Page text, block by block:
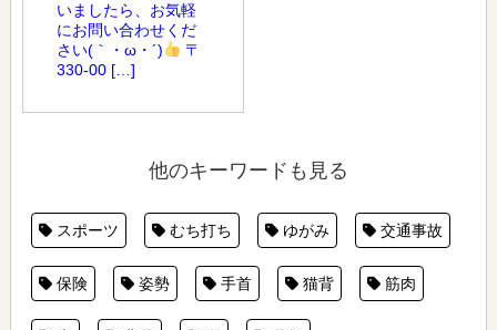
いましたら、お気軽
にお問い合わせくだ
さい(｀・ω・´)
〒
330-00 […]
他のキーワードも見る
スポーツ むち打ち ゆがみ 交通事故
保険 姿勢 手首 猫背 筋肉